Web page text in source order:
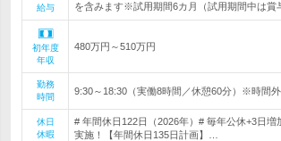
給与
を含みます※試用期間6カ月（試用期間中は
初年度
年収
480万円～510万円
勤務
時間
9:30～18:30（実働8時間／休憩60分）※時間
休日
休暇
# 年間休日122日（2026年）# 毎年公休+3日増
実施！【年間休日135日計画】…